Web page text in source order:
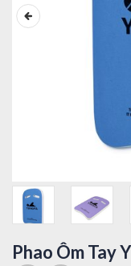
Phao Ôm Tay